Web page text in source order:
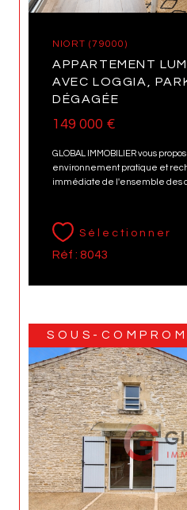
NIORT (79000)
APPARTEMENT
AVEC LOGGIA,
DÉGAGÉE
149 000 €
GLOBAL IMMOBILIER vous
environnement pratique et
immédiate de l'ensemble des
Sélectionner
Réf : 8043
SOUS-